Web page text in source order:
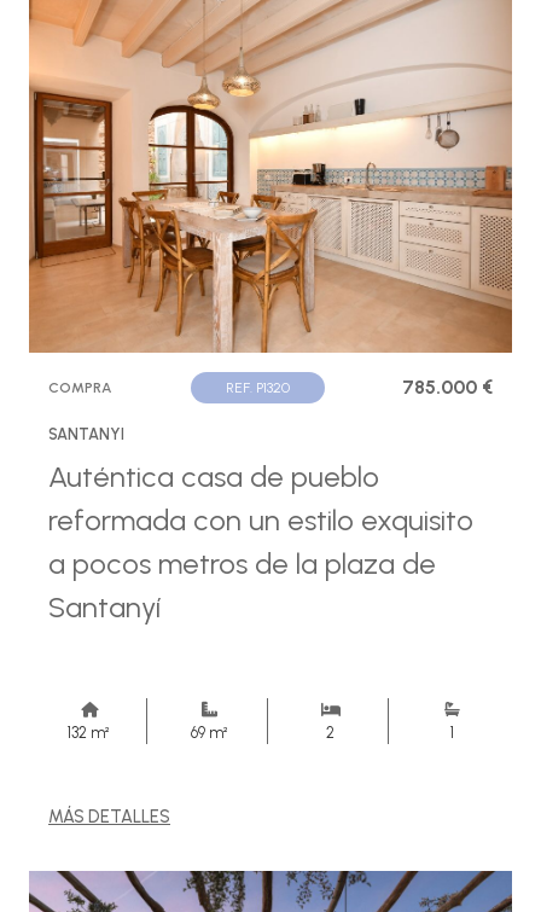
COMPRA REF. P1320 785.000 €
SANTANYI
Auténtica casa de pueblo
reformada con un estilo exquisito
a pocos metros de la plaza de
Santanyí
132 m² 69 m² 2 1
MÁS DETALLES